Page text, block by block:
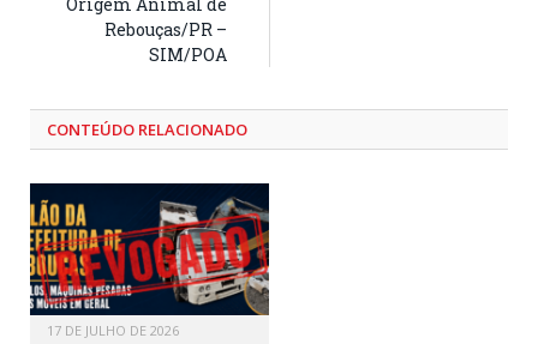
Rebouças/PR –
SIM/POA
CONTEÚDO RELACIONADO
17 DE JULHO DE 2026